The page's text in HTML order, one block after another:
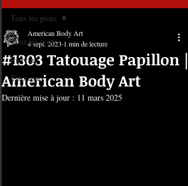
Tous les posts
Piercing
Tatouage
Tous les posts
#1303 Tatouage Papillon |
American Body Art
American Body Art
4 sept. 2023 1 min de lecture
Dernière mise à jour : 11 mars 2025